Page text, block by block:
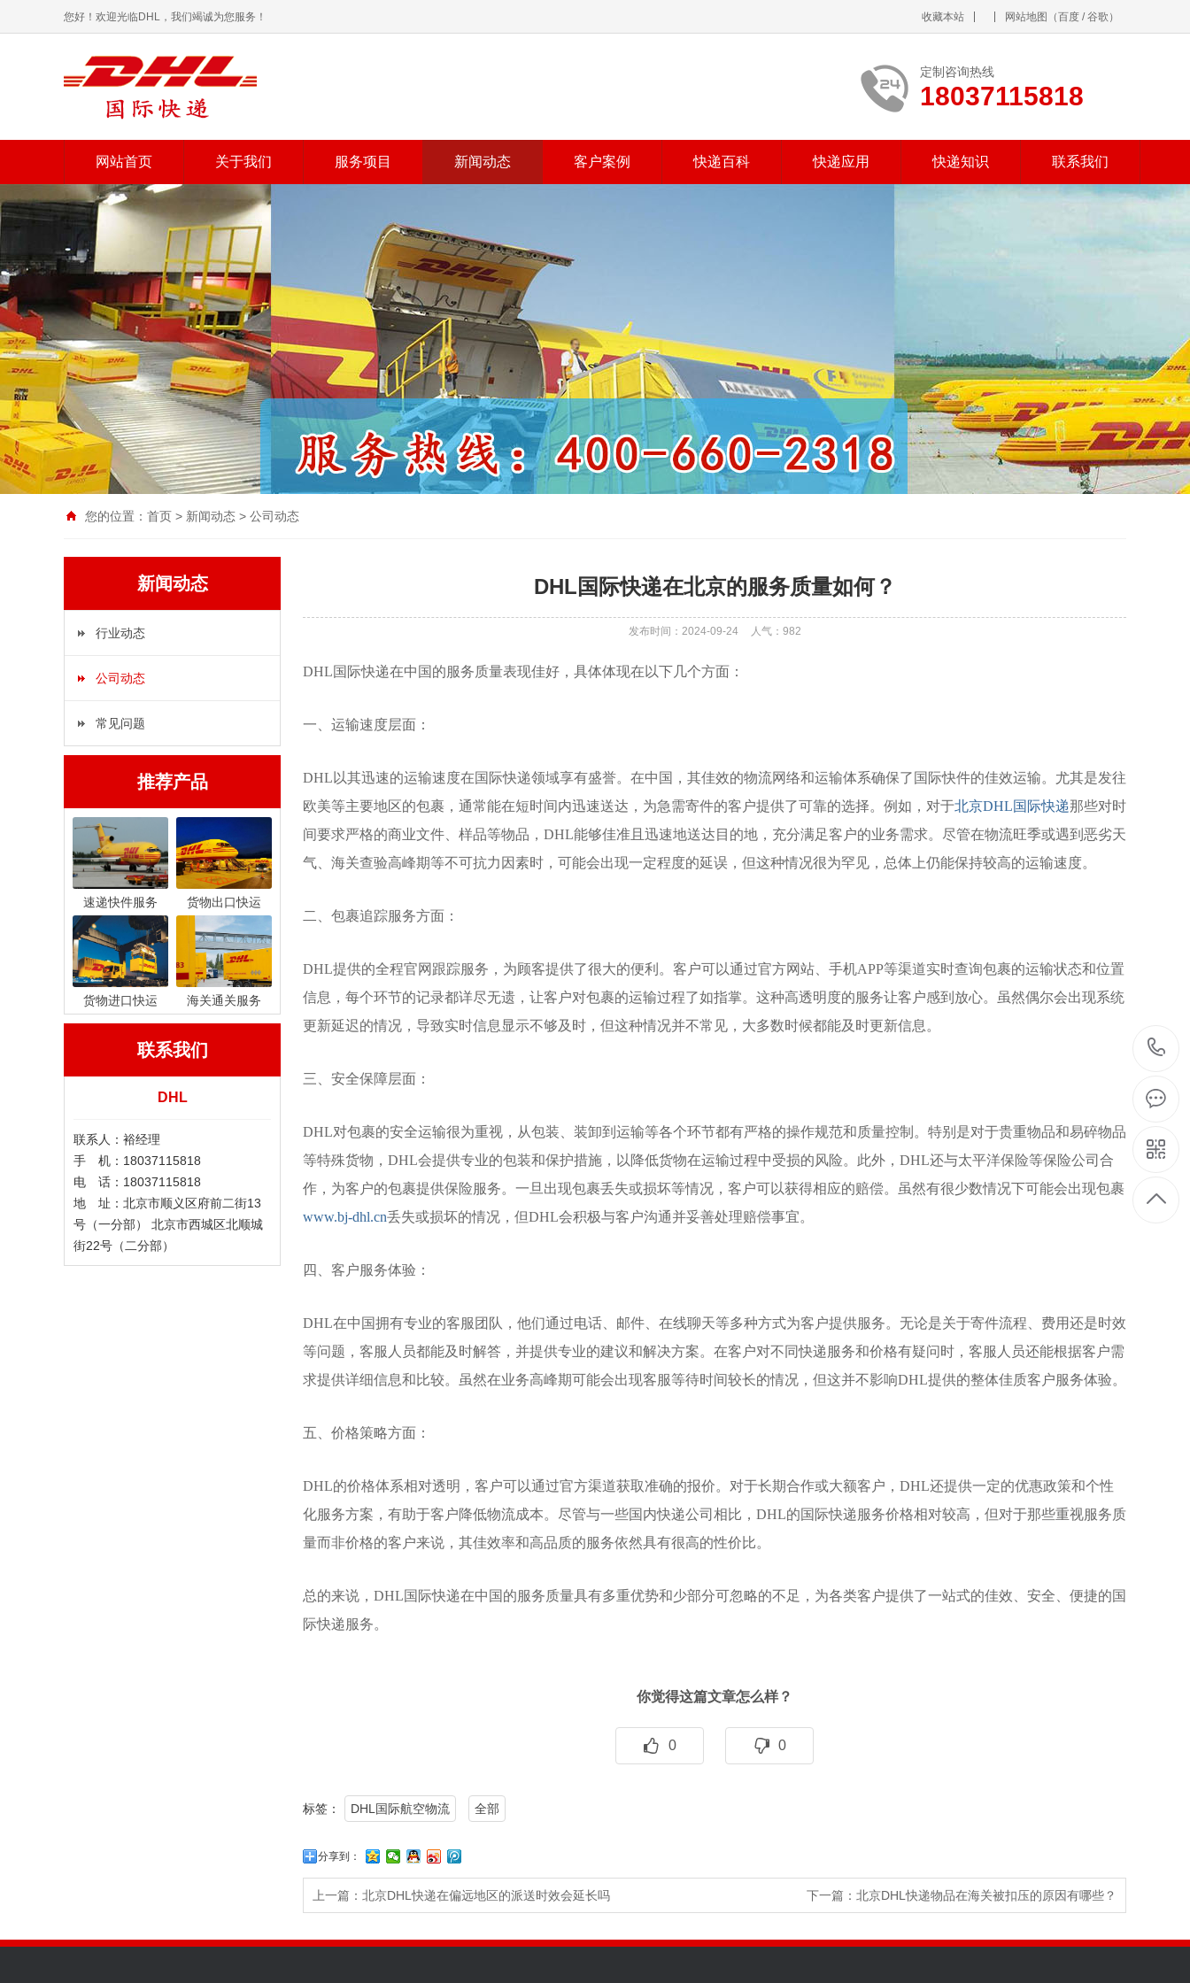
您好！欢迎光临DHL，我们竭诚为您服务！ 收藏本站 网站地图 （百度 /谷歌 ）
定制咨询热线
18037115818
网站首页 关于我们 服务项目 新闻动态 客户案例 快递百科 快递应用 快递知识 联系我们
您的位置： 首页 > 新闻动态 > 公司动态
新闻动态
行业动态
公司动态
常见问题
推荐产品
速递快件服务 货物出口快运
货物进口快运 海关通关服务
联系我们
DHL
联系人：裕经理
手 机：18037115818
电 话：18037115818
地 址：北京市顺义区府前二街13
号（一分部） 北京市西城区北顺城
街22号（二分部）
DHL国际快递在北京的服务质量如何？
发布时间：2024-09-24 人气： 982
DHL国际快递在中国的服务质量表现佳好，具体体现在以下几个方面：
一、运输速度层面：
DHL以其迅速的运输速度在国际快递领域享有盛誉。在中国，其佳效的物流网络和运输体系确保了国际快件的佳效运输。尤其是发往
欧美等主要地区的包裹，通常能在短时间内迅速送达，为急需寄件的客户提供了可靠的选择。例如，对于北京DHL国际快递那些对时
间要求严格的商业文件、样品等物品，DHL能够佳准且迅速地送达目的地，充分满足客户的业务需求。尽管在物流旺季或遇到恶劣天
气、海关查验高峰期等不可抗力因素时，可能会出现一定程度的延误，但这种情况很为罕见，总体上仍能保持较高的运输速度。
二、包裹追踪服务方面：
DHL提供的全程官网跟踪服务，为顾客提供了很大的便利。客户可以通过官方网站、手机APP等渠道实时查询包裹的运输状态和位置
信息，每个环节的记录都详尽无遗，让客户对包裹的运输过程了如指掌。这种高透明度的服务让客户感到放心。虽然偶尔会出现系统
更新延迟的情况，导致实时信息显示不够及时，但这种情况并不常见，大多数时候都能及时更新信息。
三、安全保障层面：
DHL对包裹的安全运输很为重视，从包装、装卸到运输等各个环节都有严格的操作规范和质量控制。特别是对于贵重物品和易碎物品
等特殊货物，DHL会提供专业的包装和保护措施，以降低货物在运输过程中受损的风险。此外，DHL还与太平洋保险等保险公司合
作，为客户的包裹提供保险服务。一旦出现包裹丢失或损坏等情况，客户可以获得相应的赔偿。虽然有很少数情况下可能会出现包裹
www.bj-dhl.cn丢失或损坏的情况，但DHL会积极与客户沟通并妥善处理赔偿事宜。
四、客户服务体验：
DHL在中国拥有专业的客服团队，他们通过电话、邮件、在线聊天等多种方式为客户提供服务。无论是关于寄件流程、费用还是时效
等问题，客服人员都能及时解答，并提供专业的建议和解决方案。在客户对不同快递服务和价格有疑问时，客服人员还能根据客户需
求提供详细信息和比较。虽然在业务高峰期可能会出现客服等待时间较长的情况，但这并不影响DHL提供的整体佳质客户服务体验。
五、价格策略方面：
DHL的价格体系相对透明，客户可以通过官方渠道获取准确的报价。对于长期合作或大额客户，DHL还提供一定的优惠政策和个性
化服务方案，有助于客户降低物流成本。尽管与一些国内快递公司相比，DHL的国际快递服务价格相对较高，但对于那些重视服务质
量而非价格的客户来说，其佳效率和高品质的服务依然具有很高的性价比。
总的来说，DHL国际快递在中国的服务质量具有多重优势和少部分可忽略的不足，为各类客户提供了一站式的佳效、安全、便捷的国
际快递服务。
你觉得这篇文章怎么样？
0 0
标签： DHL国际航空物流 全部
分享到：
上一篇： 北京DHL快递在偏远地区的派送时效会延长吗 下一篇： 北京DHL快递物品在海关被扣压的原因有哪些？